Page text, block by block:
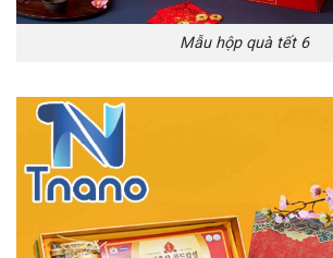
Mẫu hộp quà tết 6